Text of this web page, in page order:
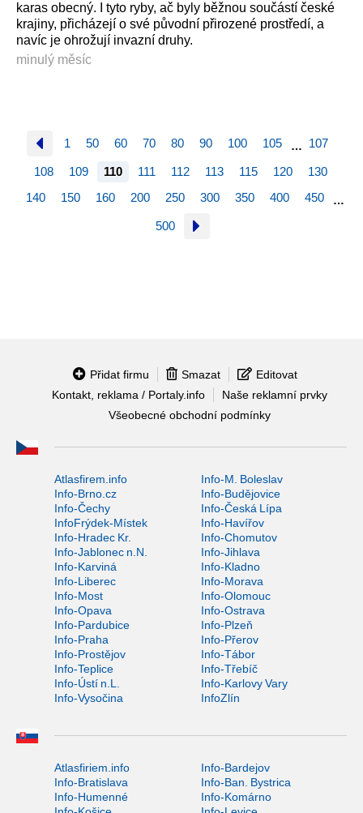
karas obecný. I tyto ryby, ač byly běžnou součástí české
krajiny, přicházejí o své původní přirozené prostředí, a
navíc je ohrožují invazní druhy.
minulý měsíc
1 50 60 70 80 90 100 105 … 107
108 109 110 111 112 113 115 120
130
140
150 160 200 250 300 350 400 450 …
500
Přidat firmu Smazat
Editovat
Kontakt, reklama / Portaly.info
Naše reklamní prvky
Všeobecné obchodní podmínky
Atlasfirem.info
Info-M. Boleslav
Info-Brno.cz
Info-Budějovice
Info-Čechy
Info-Česká Lípa
InfoFrýdek-Místek
Info-Havířov
Info-Hradec Kr.
Info-Chomutov
Info-Jablonec n.N.
Info-Jihlava
Info-Karviná
Info-Kladno
Info-Liberec
Info-Morava
Info-Most
Info-Olomouc
Info-Opava
Info-Ostrava
Info-Pardubice
Info-Plzeň
Info-Praha
Info-Přerov
Info-Prostějov
Info-Tábor
Info-Teplice
Info-Třebíč
Info-Ústí n.L.
Info-Karlovy Vary
Info-Vysočina
InfoZlín
Atlasfiriem.info
Info-Bardejov
Info-Bratislava
Info-Ban. Bystrica
Info-Humenné
Info-Komárno